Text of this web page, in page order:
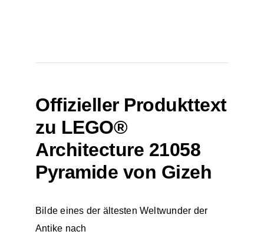
Offizieller Produkttext
zu LEGO®
Architecture 21058
Pyramide von Gizeh
Bilde eines der ältesten Weltwunder der
Antike nach